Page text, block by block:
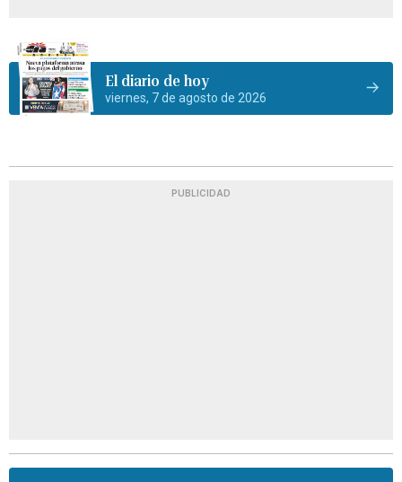
El diario de hoy
viernes, 7 de agosto de 2026
PUBLICIDAD